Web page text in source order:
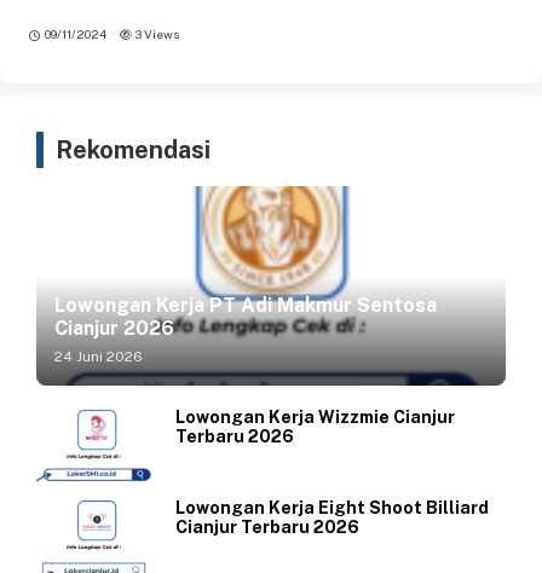
09/11/2024 · 3 Views
Rekomendasi
Lowongan Kerja PT Adi Makmur Sentosa
Cianjur 2026
24 Juni 2026
Lowongan Kerja Wizzmie Cianjur
Terbaru 2026
Lowongan Kerja Eight Shoot Billiard
Cianjur Terbaru 2026